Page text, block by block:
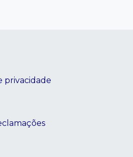
privacidade